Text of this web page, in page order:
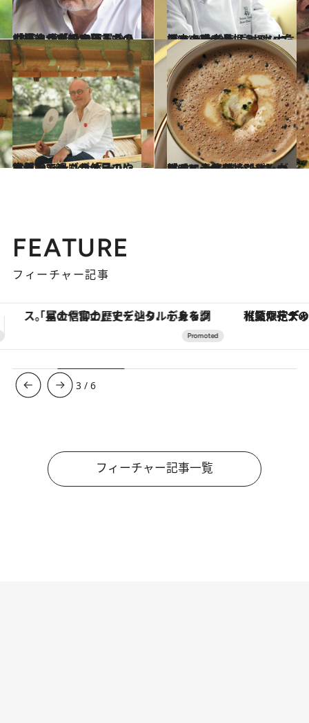
2025.1.16
世界的ショコラティエのジャン＝ポール・エヴァンさんが京都で買うもの17選。唐紙のカードから「好きすぎて10個買う」クリームパンまで
グルメ 2024.9.16
日本上陸22年、“カカオ危機”…ジャン＝ポール・エヴァン氏が見据えるショコラの未来とは？
カルチャー
2024.9.16
世界的ショコラティエに密着！ ジャン＝ポール・エヴァンさんが「星のや京都」で過ごす休日
旅＆お出かけ 2024.12.6
【スペシャルレシピ】白味噌に青紫蘇…ジャン＝ポール・エヴァンさんが教えてくれた特別なショコラ ショをあなたに
グルメ
FEATURE
フィーチャー記事
【夏限定ディナーコース】旬を迎える稚鮎や花ズッキーニなどをイタリア・トスカーナの郷土料理の手法で満喫！
3 /6
フィーチャー記事一覧